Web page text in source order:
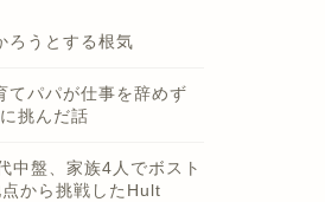
ろうとする根気
てパパが仕事を辞めず
挑んだ話
中盤、家族4人でボスト
から挑戦したHult